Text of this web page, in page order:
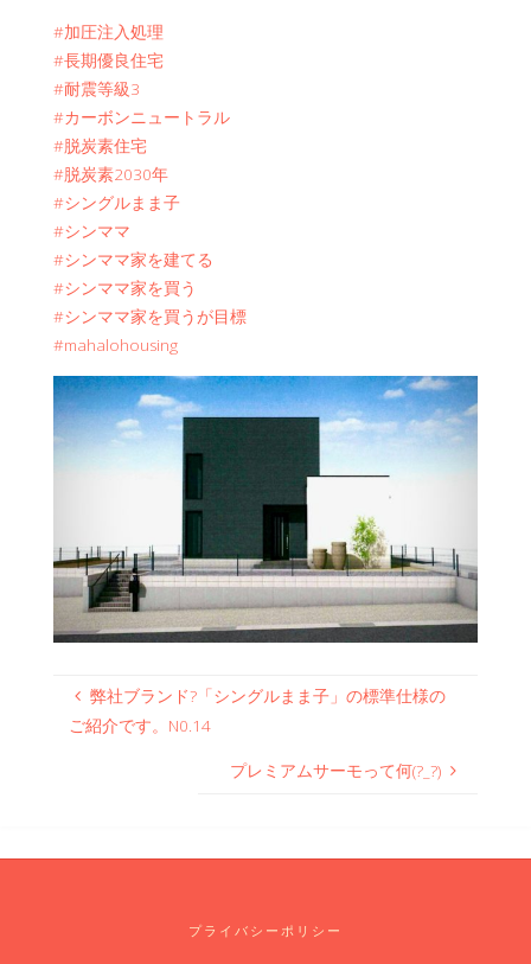
#加圧注入処理
#長期優良住宅
#耐震等級3
#カーボンニュートラル
#脱炭素住宅
#脱炭素2030年
#シングルまま子
#シンママ
#シンママ家を建てる
#シンママ家を買う
#シンママ家を買うが目標
#mahalohousing
弊社ブランド?「シングルまま子」の標準仕様の
ご紹介です。N0.14
プレミアムサーモって何(?_?)
プライバシーポリシー